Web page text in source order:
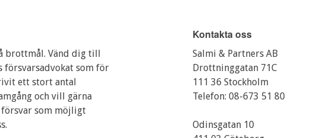
brottmål. Vänd dig till
försvarsadvokat som för
ett stort antal
och vill gärna
som möjligt
Kontakta oss
Salmi & Partners AB
Drottninggatan 71C
111 36 Stockholm
Telefon:08-673 51 80
Odinsgatan 10